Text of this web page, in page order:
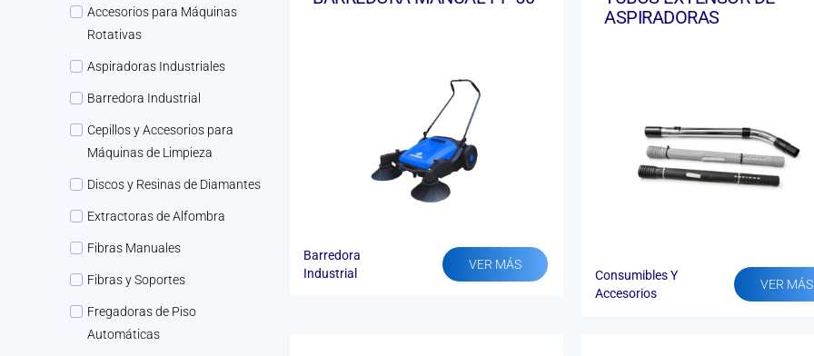
Accesorios para Máquinas
Rotativas
Aspiradoras Industriales
Barredora Industrial
Cepillos y Accesorios para
Máquinas de Limpieza
Discos y Resinas de Diamantes
Extractoras de Alfombra
Fibras Manuales
Fibras y Soportes
Fregadoras de Piso
Automáticas
Barredora
Industrial
VER MÁS
ASPIRADORAS
Consumibles Y
Accesorios
VER MÁS